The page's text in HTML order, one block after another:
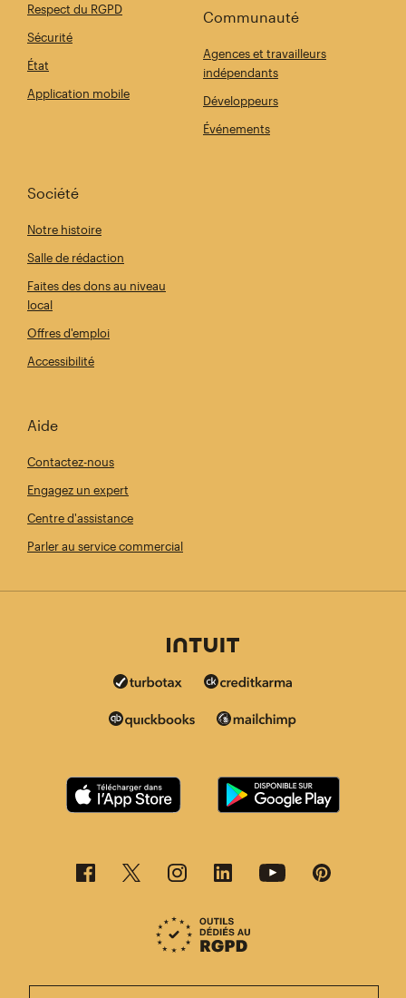
Respect du RGPD
Sécurité
État
Application mobile
Communauté
Agences et travailleurs
indépendants
Développeurs
Événements
Société
Notre histoire
Salle de rédaction
Faites des dons au niveau
local
Offres d'emploi
Accessibilité
Aide
Contactez-nous
Engagez un expert
Centre d'assistance
Parler au service commercial